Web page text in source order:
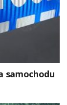
samochodu